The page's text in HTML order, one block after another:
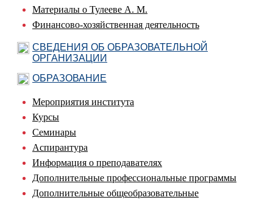
Материалы о Тулееве А. М.
Финансово-хозяйственная деятельность
СВЕДЕНИЯ ОБ ОБРАЗОВАТЕЛЬНОЙ
ОРГАНИЗАЦИИ
ОБРАЗОВАНИЕ
Мероприятия института
Курсы
Семинары
Аспирантура
Информация о преподавателях
Дополнительные профессиональные программы
Дополнительные общеобразовательные